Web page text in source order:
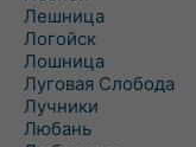
Лешница
Логойск
Лошница
Луговая Слобода
Лучники
Любань